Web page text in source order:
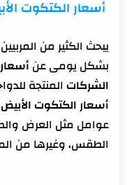
سعر الكتكوت
التكاليف المرتبطة
أسعار الكتكوت
يبحث الكثير من
بشكل يومى عن
الشركات المنتجة
أسعار الكتكوت الأبيض
عوامل مثل العرض
الطقس، وغيرها من